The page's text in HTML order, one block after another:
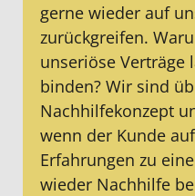
gerne wieder auf
zurückgreifen.
unseriöse Verträge
binden? Wir sind
Nachhilfekonzept
wenn der Kunde
Erfahrungen zu
wieder Nachhilfe